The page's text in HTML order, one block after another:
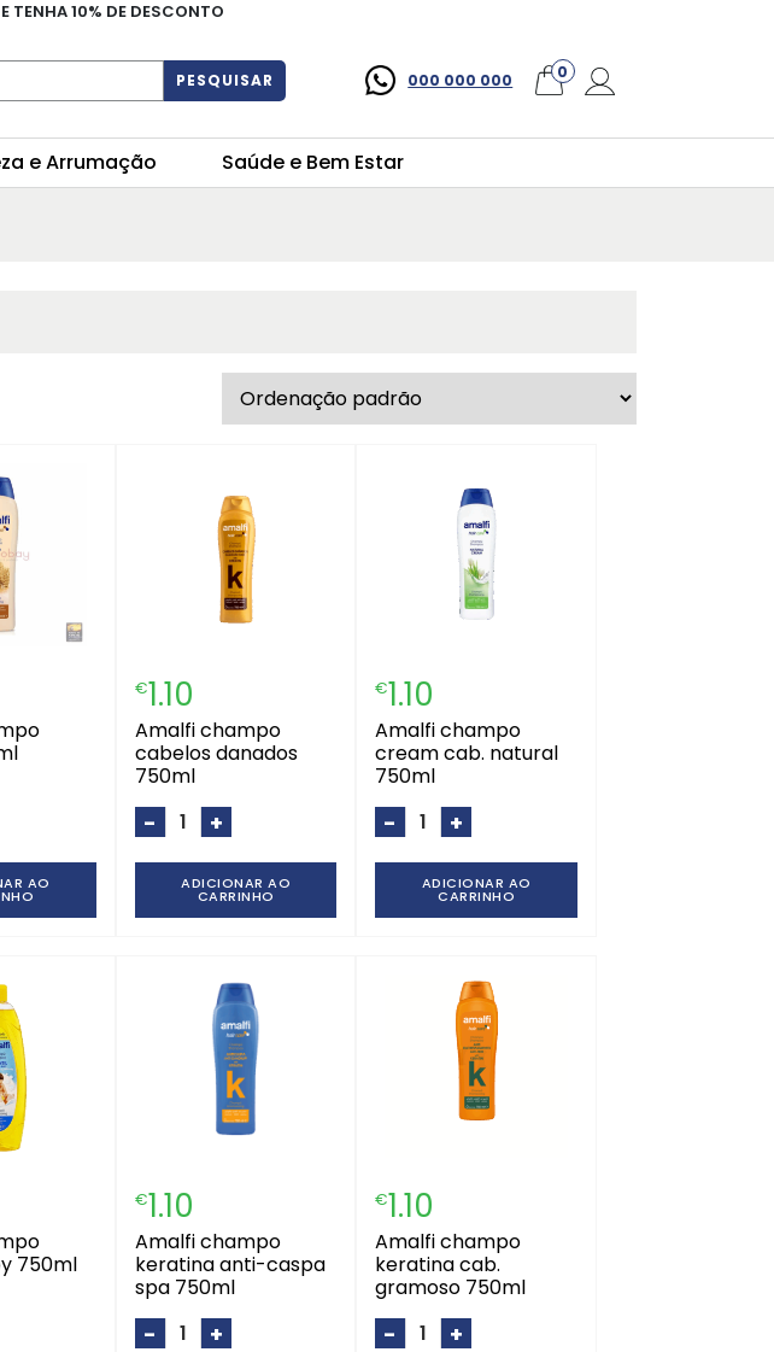
TENHA 10% DE DESCONTO
PESQUISAR 000 000 000 0
e Arrumação Saúde e Bem Estar
AO
€1.10
amalfi champo
cabelos danados
750ml
- +
ADICIONAR AO
CARRINHO
€1.10
amalfi champo
cream cab. natural
750ml
- +
ADICIONAR AO
CARRINHO
750ml
€1.10
amalfi champo
keratina anti-caspa
spa 750ml
- +
€1.10
amalfi champo
keratina cab.
gramoso 750ml
- +